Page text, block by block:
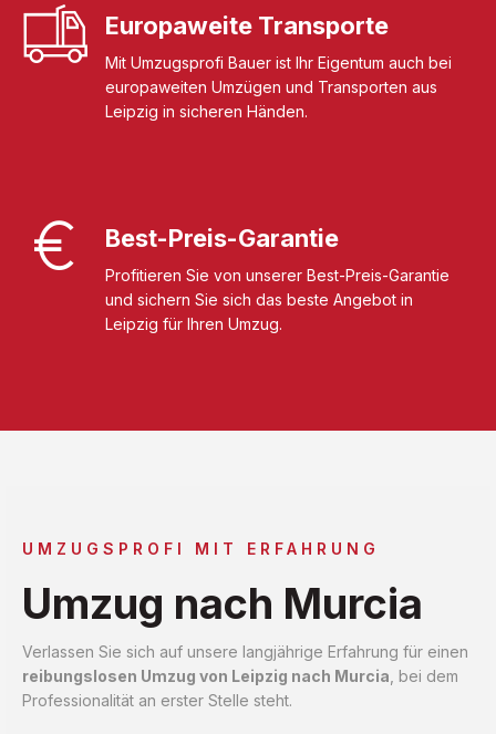
Europaweite Transporte
Mit Umzugsprofi Bauer ist Ihr Eigentum auch bei
europaweiten Umzügen und Transporten aus
Leipzig in sicheren Händen.
Best-Preis-Garantie
Profitieren Sie von unserer Best-Preis-Garantie
und sichern Sie sich das beste Angebot in
Leipzig für Ihren Umzug.
UMZUGSPROFI MIT ERFAHRUNG
Umzug nach Murcia
Verlassen Sie sich auf unsere langjährige Erfahrung für einen
reibungslosen Umzug von Leipzig nach Murcia , bei dem
Professionalität an erster Stelle steht.